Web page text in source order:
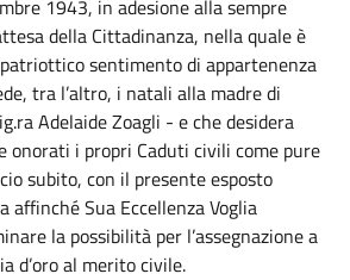
1943, in adesione alla sempre
della Cittadinanza, nella quale è
sentimento di appartenenza
tra l’altro, i natali alla madre di
Adelaide Zoagli - e che desidera
onorati i propri Caduti civili come pure
subito, con il presente esposto
affinché Sua Eccellenza Voglia
la possibilità per l’assegnazione a
d’oro al merito civile.